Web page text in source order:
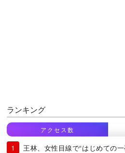
ランキング
アクセス数
王林、女性目線で“はじめての一